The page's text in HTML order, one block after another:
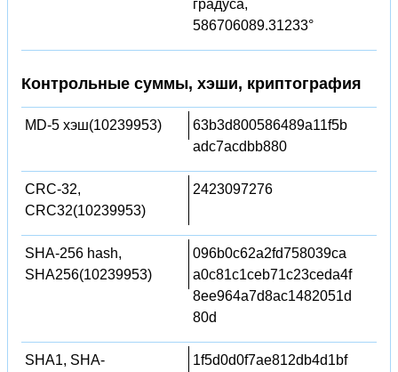
градуса,
586706089.31233°
Контрольные суммы, хэши, криптография
MD-5 хэш(10239953)
63b3d800586489a11f5b
adc7acdbb880
CRC-32,
CRC32(10239953)
2423097276
SHA-256 hash,
SHA256(10239953)
096b0c62a2fd758039ca
a0c81c1ceb71c23ceda4f
8ee964a7d8ac1482051d
80d
SHA1, SHA-
1f5d0d0f7ae812db4d1bf